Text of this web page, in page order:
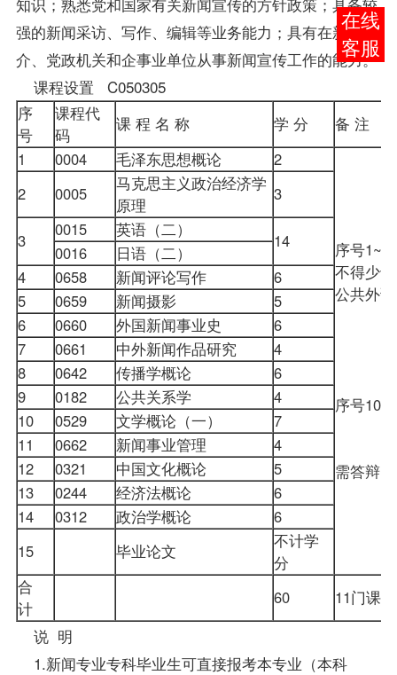
强的新闻采访、写作、编辑等业务能力；具有在新闻媒
介、党政机关和企事业单位从事新闻宣传工作的能力。
课程设置 C050305
序
号
课程代
码
课 程 名 称 学 分
备 注
1
0004 毛泽东思想概论 2
序号1~9
不得少
公共外
序号
需答辩
2 0005
马克思主义政治经济学
原理
3
3
0015 英语（二）
14
0016
日语（二）
4
0658 新闻评论写作
6
5
0659 新闻摄影
5
6
0660 外国新闻事业史
6
7
0661 中外新闻作品研究
4
8
0642 传播学概论
6
9
0182 公共关系学
4
10
0529 文学概论（一）
7
11
0662 新闻事业管理
4
12
0321 中国文化概论
5
13
0244 经济法概论
6
14
0312 政治学概论
6
15
毕业论文
不计学
分
合
计
60 11门课
说 明
1.新闻专业专科毕业生可直接报考本专业（本科
在线
客服